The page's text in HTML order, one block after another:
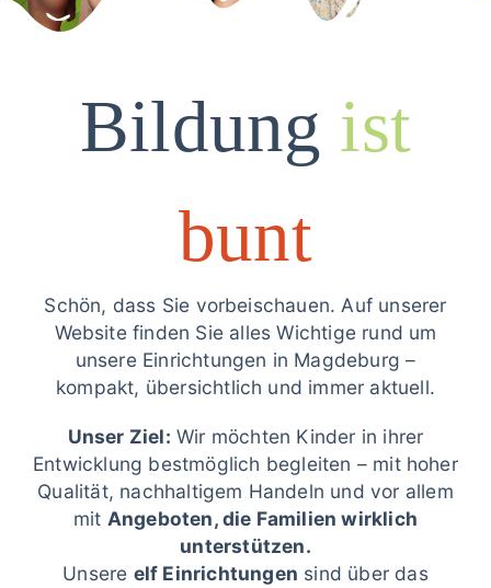
Bildung ist
bunt
Schön, dass Sie vorbeischauen. Auf unserer
Website finden Sie alles Wichtige rund um
unsere Einrichtungen in Magdeburg –
kompakt, übersichtlich und immer aktuell.
Unser Ziel: Wir möchten Kinder in ihrer
Entwicklung bestmöglich begleiten – mit hoher
Qualität, nachhaltigem Handeln und vor allem
mit Angeboten, die Familien wirklich
unterstützen.
Unsere elf Einrichtungen sind über das